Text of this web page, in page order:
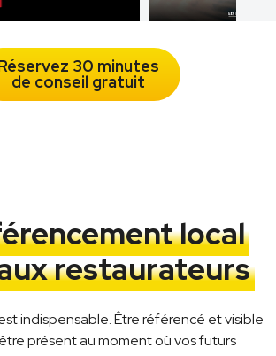
30 minutes
de conseil gratuit
local
restaurateurs
indispensable. Être référencé et visible
présent au moment où vos futurs